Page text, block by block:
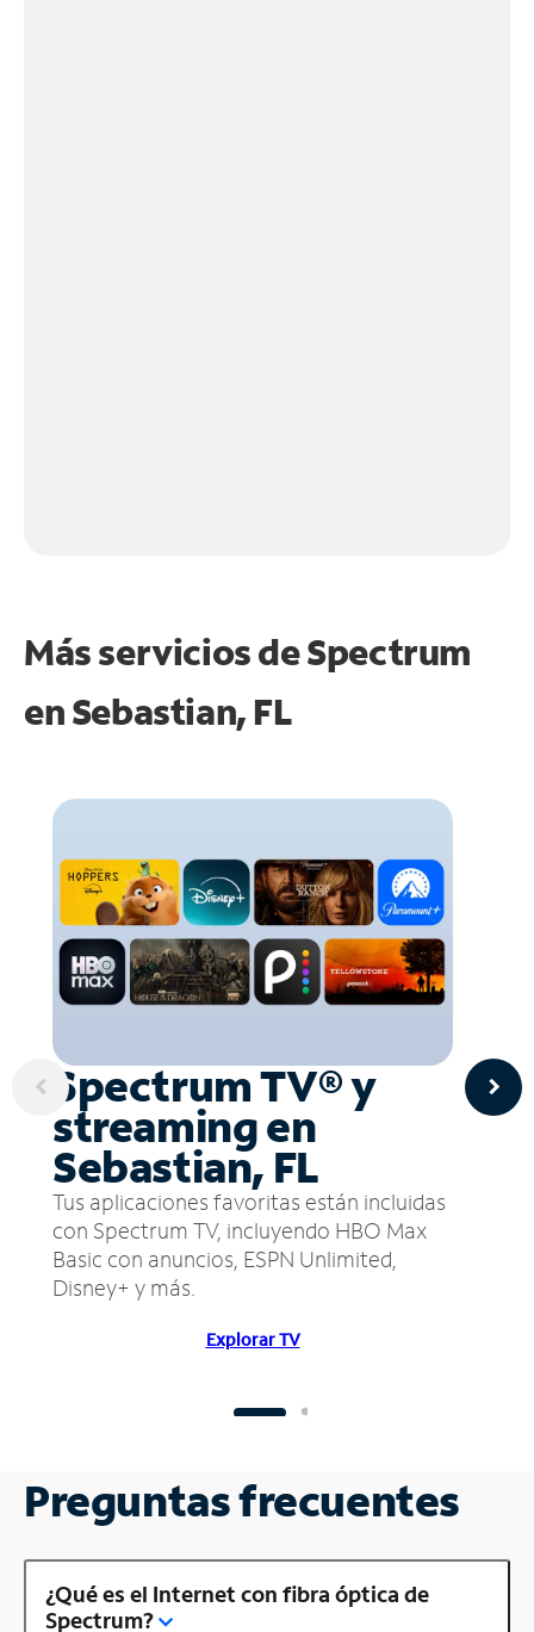
Más servicios de Spectrum
enSebastian, FL
Spectrum TV® y
streaming en
Sebastian, FL
Tus aplicaciones favoritas están incluidas
con Spectrum TV, incluyendo HBO Max
Basic con anuncios, ESPN Unlimited,
Disney+ y más.
Explorar TV
Preguntas frecuentes
¿Qué es el Internet con fibra óptica de
Spectrum?